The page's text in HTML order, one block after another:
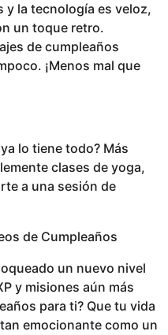
la tecnología es veloz,
un toque retro.
de cumpleaños
¡Menos mal que
lo tiene todo? Más
clases de yoga,
a una sesión de
de Cumpleaños
un nuevo nivel
y misiones aún más
para ti? Que tu vida
emocionante como un